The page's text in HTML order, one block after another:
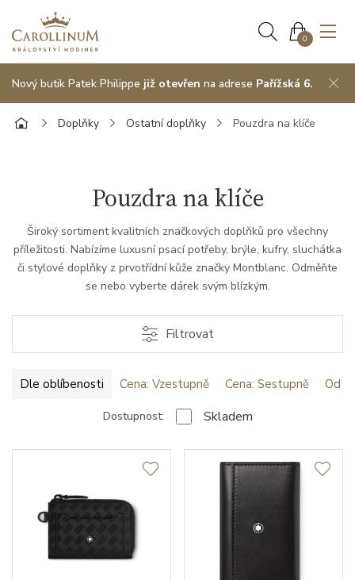
0
Nový butik Patek Philippe již otevřen na adrese Pařížská 6.
Doplňky Ostatní doplňky Pouzdra na klíče
Pouzdra na klíče
Široký sortiment kvalitních značkových doplňků pro všechny
příležitosti. Nabízíme luxusní psací potřeby, brýle, kufry, sluchátka
či stylové doplňky z prvotřídní kůže značky Montblanc. Odměňte
se nebo vyberte dárek svým blízkým.
Filtrovat
Dle oblíbenosti Cena: Vzestupně Cena: Sestupně Od
Dostupnost: Skladem